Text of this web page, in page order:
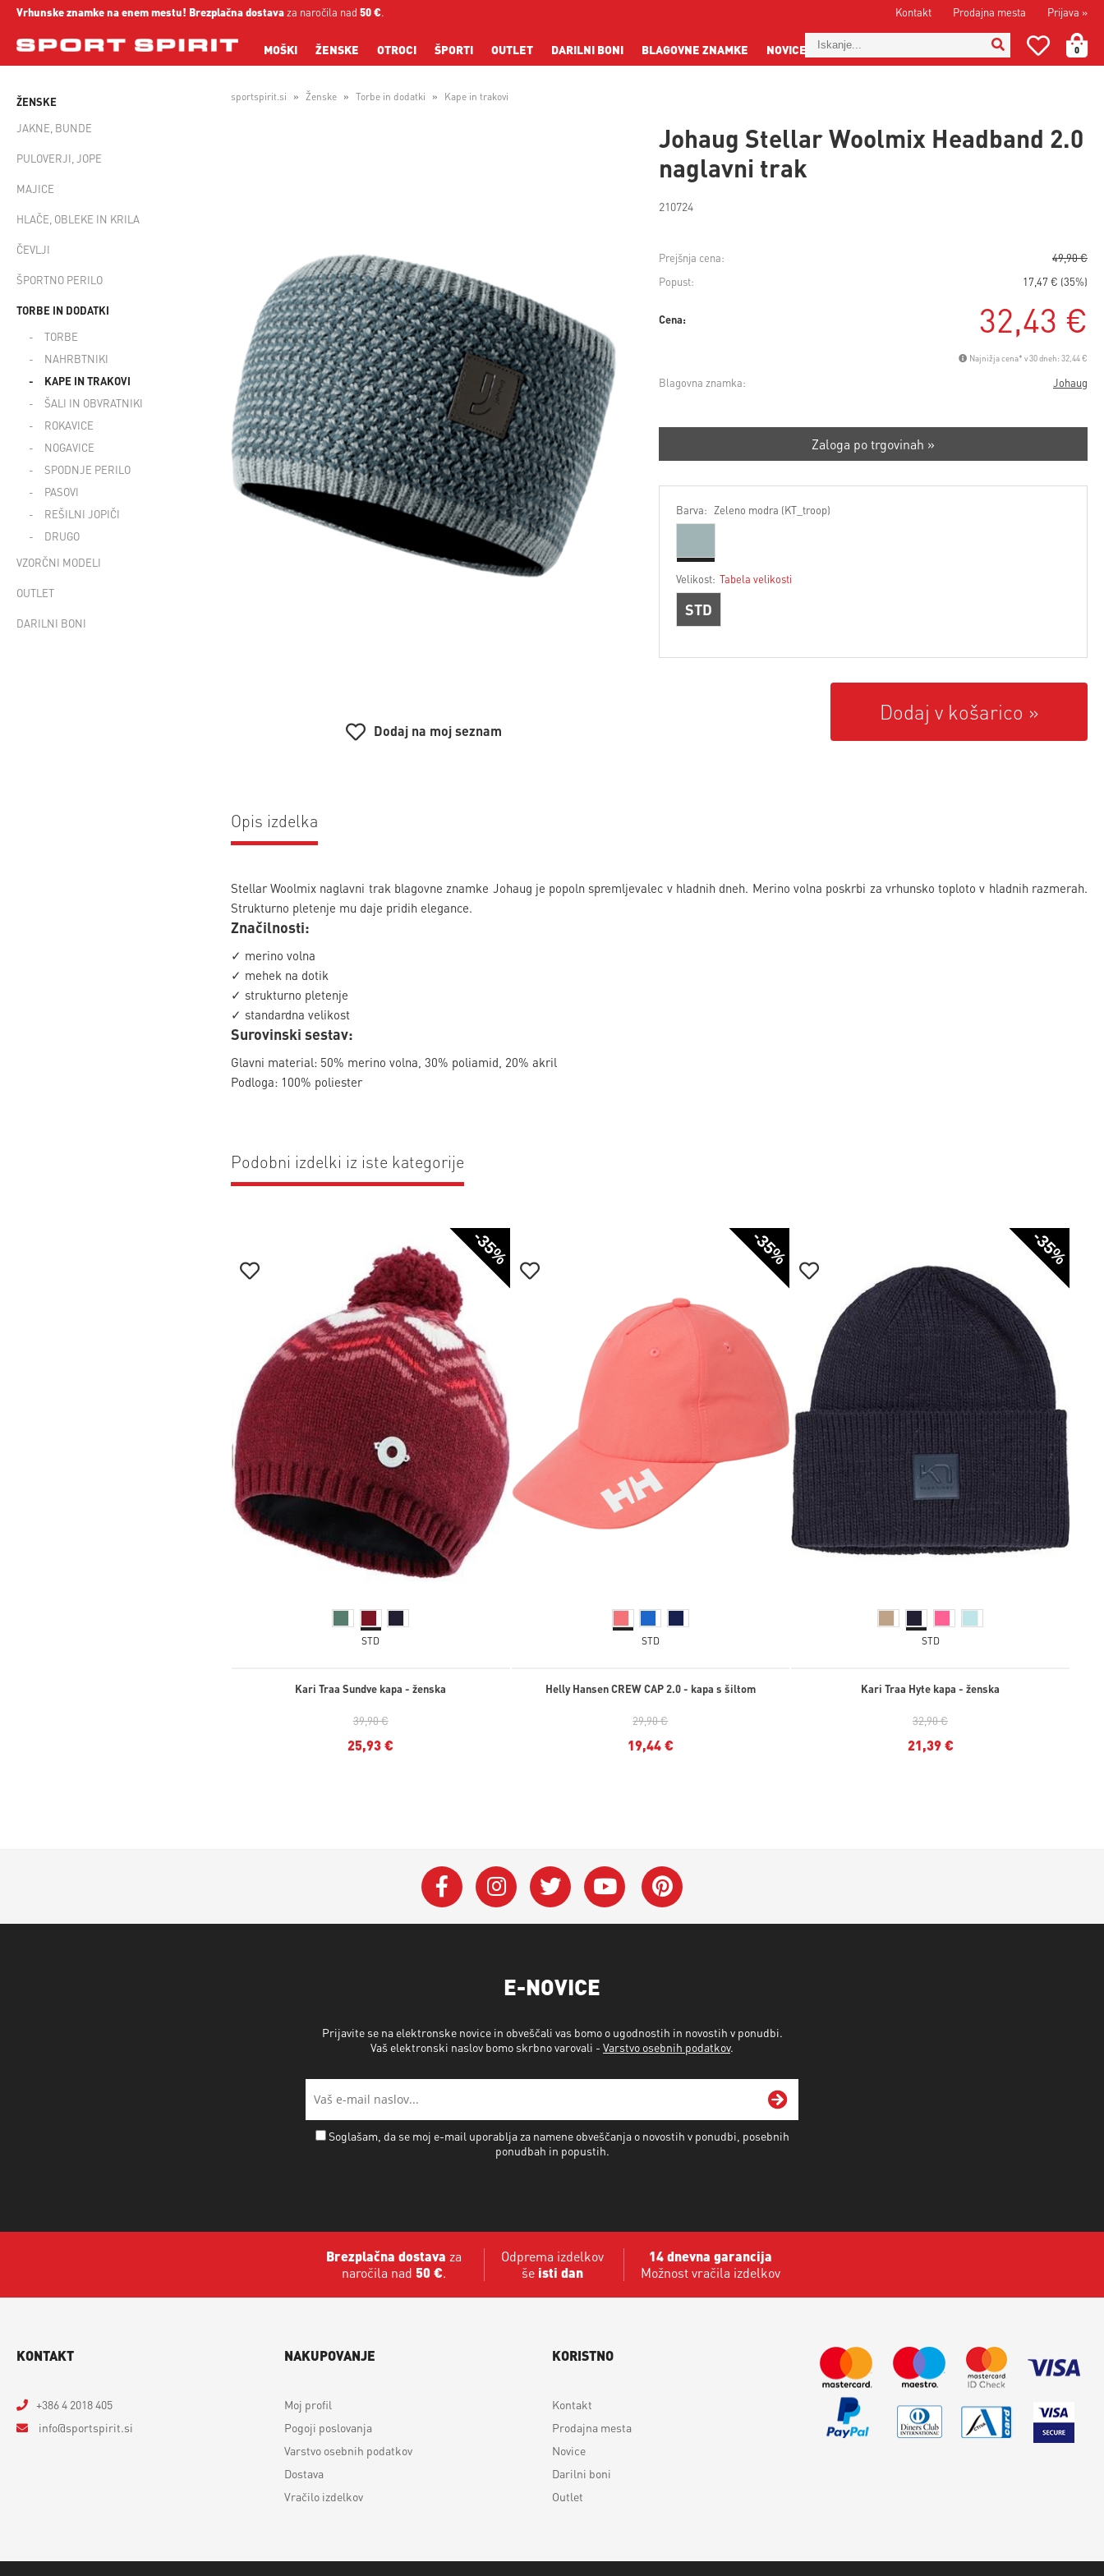
Prijava »
Kontakt Prodajna mesta
Vrhunske znamke na enem mestu! Brezplačna dostavaza naročila nad 50 €.
0
MOŠKI ŽENSKE OTROCI ŠPORTI OUTLET DARILNI BONI BLAGOVNE ZNAMKE NOVICE
ŽENSKE
JAKNE, BUNDE
PULOVERJI, JOPE
MAJICE
HLAČE, OBLEKE IN KRILA
ČEVLJI
ŠPORTNO PERILO
TORBE IN DODATKI
TORBE
NAHRBTNIKI
KAPE IN TRAKOVI
ŠALI IN OBVRATNIKI
ROKAVICE
NOGAVICE
SPODNJE PERILO
PASOVI
REŠILNI JOPIČI
DRUGO
VZORČNI MODELI
OUTLET
DARILNI BONI
sportspirit.si Ženske Torbe in dodatki Kape in trakovi
Johaug Stellar Woolmix Headband 2.0
naglavni trak
210724
Dodaj na moj seznam
Prejšnja cena:
49,90 €
Popust:
17,47 € (35%)
Cena: 32,43 €
Najnižja cena* v 30 dneh: 32,44 €
Blagovna znamka: Johaug
Zaloga po trgovinah »
Barva: Zeleno modra (KT_troop)
Velikost: Tabela velikosti
STD
Dodaj v košarico
Opis izdelka
Stellar Woolmix naglavni trak blagovne znamke Johaug je popoln spremljevalec v hladnih dneh. Merino volna poskrbi za vrhunsko toploto v hladnih razmerah.
Strukturno pletenje mu daje pridih elegance.
Značilnosti:
✓ merino volna
✓ mehek na dotik
✓ strukturno pletenje
✓ standardna velikost
Surovinski sestav:
Glavni material: 50% merino volna, 30% poliamid, 20% akril
Podloga: 100% poliester
Podobni izdelki iz iste kategorije
-35%
STD
Kari Traa Sundve kapa - ženska
39,90 €
25,93 €
-35%
STD
Helly Hansen CREW CAP 2.0 - kapa s šiltom
29,90 €
19,44 €
-35%
STD
Kari Traa Hyte kapa - ženska
32,90 €
21,39 €
E-NOVICE
Prijavite se na elektronske novice in obveščali vas bomo o ugodnostih in novostih v ponudbi.
Vaš elektronski naslov bomo skrbno varovali - Varstvo osebnih podatkov.
Soglašam, da se moj e-mail uporablja za namene obveščanja o novostih v ponudbi, posebnih
ponudbah in popustih.
Brezplačna dostava za
naročila nad 50 €.
Odprema izdelkov
še isti dan
14 dnevna garancija
Možnost vračila izdelkov
KONTAKT
+386 4 2018 405
info
sportspirit.si
NAKUPOVANJE
Moj profil
Pogoji poslovanja
Varstvo osebnih podatkov
Dostava
Vračilo izdelkov
KORISTNO
Kontakt
Prodajna mesta
Novice
Darilni boni
Outlet